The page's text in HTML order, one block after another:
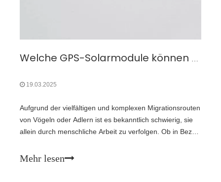
Welche GPS-Solarmodule können die Flugbahnen von Vögeln lokalisieren?
19.03.2025
Aufgrund der vielfältigen und komplexen Migrationsrouten
von Vögeln oder Adlern ist es bekanntlich schwierig, sie
allein durch menschliche Arbeit zu verfolgen. Ob in Bezug
nicht aus. Deshalb hat der Herausgeber heute
Mehr lesen